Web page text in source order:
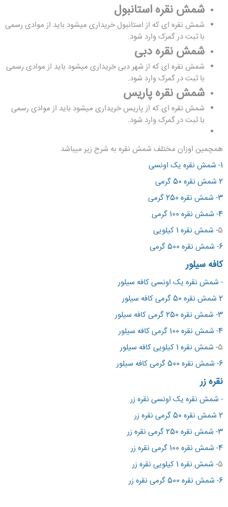
شمش نقره استانبول
شمش نقره ای که از استانبول خریداری میشود باید از موادی رسمی
با ثبت در گمرک وارد شود.
شمش نقره دبی
شمش نقره ای که از شهر دبی خریداری میشود باید از موادی رسمی
با ثبت در گمرک وارد شود.
شمش نقره پاریس
شمش نقره ای که از پاریس خریداری میشود باید از موادی رسمی
با ثبت در گمرک وارد شود.
همچمین اوزان مختلف شمش نقره به شرح زیر میباشد
1- شمش نقره یک اونسی
2 شمش نقره 50 گرمی
3- شمش نقره 250 گرمی
4- شمش نقره 100 گرمی
5
- شمش نقره 1 کیلویی
6- شمش نقره 500 گرمی
کافه سیلور
- شمش نقره یک اونسی کافه سیلور
2 شمش نقره 50 گرمی کافه سیلور
3- شمش نقره 250 گرمی کافه سیلور
4- شمش نقره 100 گرمی کافه سیلور
5- شمش نقره 1 کیلویی کافه سیلور
6- شمش نقره 500 گرمی کافه سیلور
نقره زر
- شمش نقره یک اونسی نقره زر
2 شمش نقره 50 گرمی نقره زر
3- شمش نقره 250 گرمی نقره زر
4- شمش نقره 100 گرمی نقره زر
5- شمش نقره 1 کیلویی نقره زر
6- شمش نقره 500 گرمی نقره زر